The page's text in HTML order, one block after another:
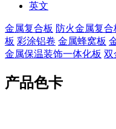
英文
金属复合板 防火金属复合
板 彩涂铝卷 金属蜂窝板
金属保温装饰一体化板 双
产品色卡